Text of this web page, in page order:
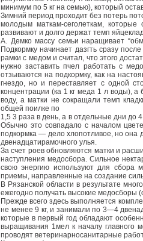
минимум по 5 кг на семью), который
Зимний период проходит без потерь
молодым маткам-сеголеткам,
развивают и долго держат темп
А. Демко массу семьи наращивает
Подкормку начинает дазгть сразу
рамки с медом и считал, что этого
нужно заставить пчел работать с
отзываются на подкормку, как на
гнездо, но и переставляет с одной
концентрации (ка 1 кг меда 1 л воды),
воду, а матки не сокращали темп
общей поилке по
1,5 3 раза в день, а в отдельные дни до
Обычно это совпадало с началом
подкормка — дело хлопотливое, но она
двенадцатирамочного улья.
За счет роев обновляются матки и
наступления медосбора. Сильное
свою энергию используют для сбора
приемы, направленные на создание
В Рязанской области в результате
ежегодно получать высокие медосборы
Прежде всего здесь выполняется
не менее 9 кг, и занимали по 3—4
которые в первый год обладают
выращивания 1мел к началу главного
проводят ветеринарносанитарные